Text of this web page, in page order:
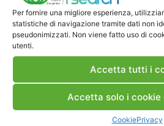
Per fornire una migliore esperienza,
statistiche di navigazione tramite dati non
pseudonimizzati. Non viene fatto uso di
utenti.
Accetta tutti i
Accetta solo i cookie
CookiePrivacy